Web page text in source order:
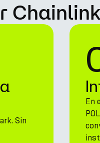
Sin
En